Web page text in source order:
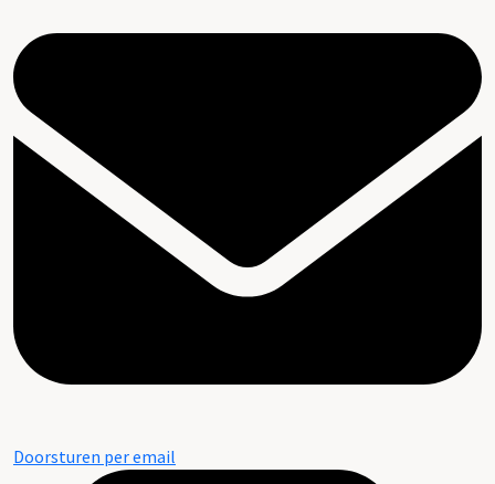
Doorsturen per email